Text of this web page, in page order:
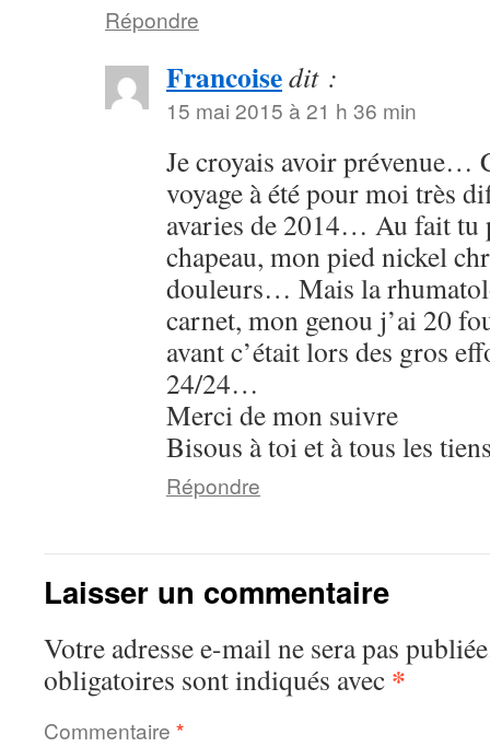
Répondre
Francoisedit :
15 mai 2015 à 21 h 36 min
Je croyais avoir prévenue…
voyage à été pour moi très
avaries de 2014… Au fait tu
chapeau, mon pied nickel
douleurs… Mais la
carnet, mon genou j’ai 20
avant c’était lors des gros
24/24…
Merci de mon suivre
Bisous à toi et à tous les
Répondre
Laisser un commentaire
Votre adresse e-mail ne sera pas
obligatoires sont indiqués avec *
Commentaire *